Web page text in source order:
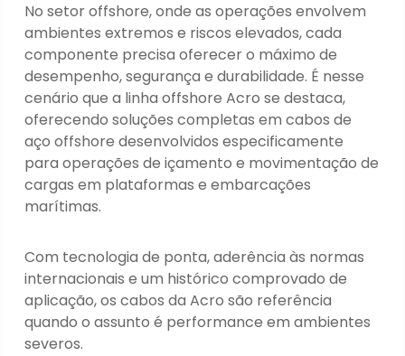
No setor offshore, onde as operações envolvem
ambientes extremos e riscos elevados, cada
componente precisa oferecer o máximo de
desempenho, segurança e durabilidade. É nesse
cenário que a linha offshore Acro se destaca,
oferecendo soluções completas em cabos de
aço offshore desenvolvidos especificamente
para operações de içamento e movimentação de
cargas em plataformas e embarcações
marítimas.
Com tecnologia de ponta, aderência às normas
internacionais e um histórico comprovado de
aplicação, os cabos da Acro são referência
quando o assunto é performance em ambientes
severos.